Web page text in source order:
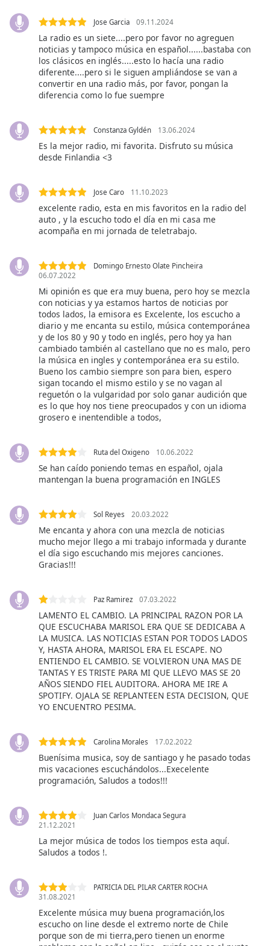
Descriptions
descriptions
selected
settings
opens
subtitles
settings
subtitles
off
selected
Picture-
in-
Fullscreen
Beginning
Escape
will
the
window.
Opacity
Background
Caption
Area
Background
Opacity
Text
Jose Garcia 09.11.2024
La radio es un siete....pero por favor no agreguen
noticias y tampoco música en español......bastaba con
los clásicos en inglés.....esto lo hacía una radio
diferente....pero si le siguen ampliándose se van a
convertir en una radio más, por favor, pongan la
diferencia como lo fue suempre
Constanza Gyldén 13.06.2024
Es la mejor radio, mi favorita. Disfruto su música
desde Finlandia <3
Jose Caro 11.10.2023
excelente radio, esta en mis favoritos en la radio del
auto , y la escucho todo el día en mi casa me
acompaña en mi jornada de teletrabajo.
Domingo Ernesto Olate Pincheira
06.07.2022
Mi opinión es que era muy buena, pero hoy se mezcla
con noticias y ya estamos hartos de noticias por
todos lados, la emisora es Excelente, los escucho a
diario y me encanta su estilo, música contemporánea
y de los 80 y 90 y todo en inglés, pero hoy ya han
cambiado también al castellano que no es malo, pero
la música en ingles y contemporánea era su estilo.
Bueno los cambio siempre son para bien, espero
sigan tocando el mismo estilo y se no vagan al
reguetón o la vulgaridad por solo ganar audición que
es lo que hoy nos tiene preocupados y con un idioma
grosero e inentendible a todos,
Ruta del Oxigeno 10.06.2022
Se han caído poniendo temas en español, ojala
mantengan la buena programación en INGLES
Sol Reyes 20.03.2022
Me encanta y ahora con una mezcla de noticias
mucho mejor llego a mi trabajo informada y durante
el día sigo escuchando mis mejores canciones.
Gracias!!!
Paz Ramirez 07.03.2022
LAMENTO EL CAMBIO. LA PRINCIPAL RAZON POR LA
QUE ESCUCHABA MARISOL ERA QUE SE DEDICABA A
LA MUSICA. LAS NOTICIAS ESTAN POR TODOS LADOS
Y, HASTA AHORA, MARISOL ERA EL ESCAPE. NO
ENTIENDO EL CAMBIO. SE VOLVIERON UNA MAS DE
TANTAS Y ES TRISTE PARA MI QUE LLEVO MAS SE 20
AÑOS SIENDO FIEL AUDITORA. AHORA ME IRE A
SPOTIFY. OJALA SE REPLANTEEN ESTA DECISION, QUE
YO ENCUENTRO PESIMA.
Carolina Morales 17.02.2022
Buenísima musica, soy de santiago y he pasado todas
mis vacaciones escuchándolos...Execelente
programación, Saludos a todos!!!
Juan Carlos Mondaca Segura
21.12.2021
La mejor música de todos los tiempos esta aquí.
Saludos a todos !.
PATRICIA DEL PILAR CARTER ROCHA
31.08.2021
Excelente música muy buena programación,los
escucho on line desde el extremo norte de Chile
porque son de mi tierra,pero tienen un enorme